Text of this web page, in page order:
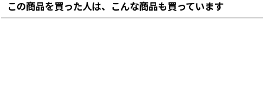
この商品を買った人は、こんな商品も買っています